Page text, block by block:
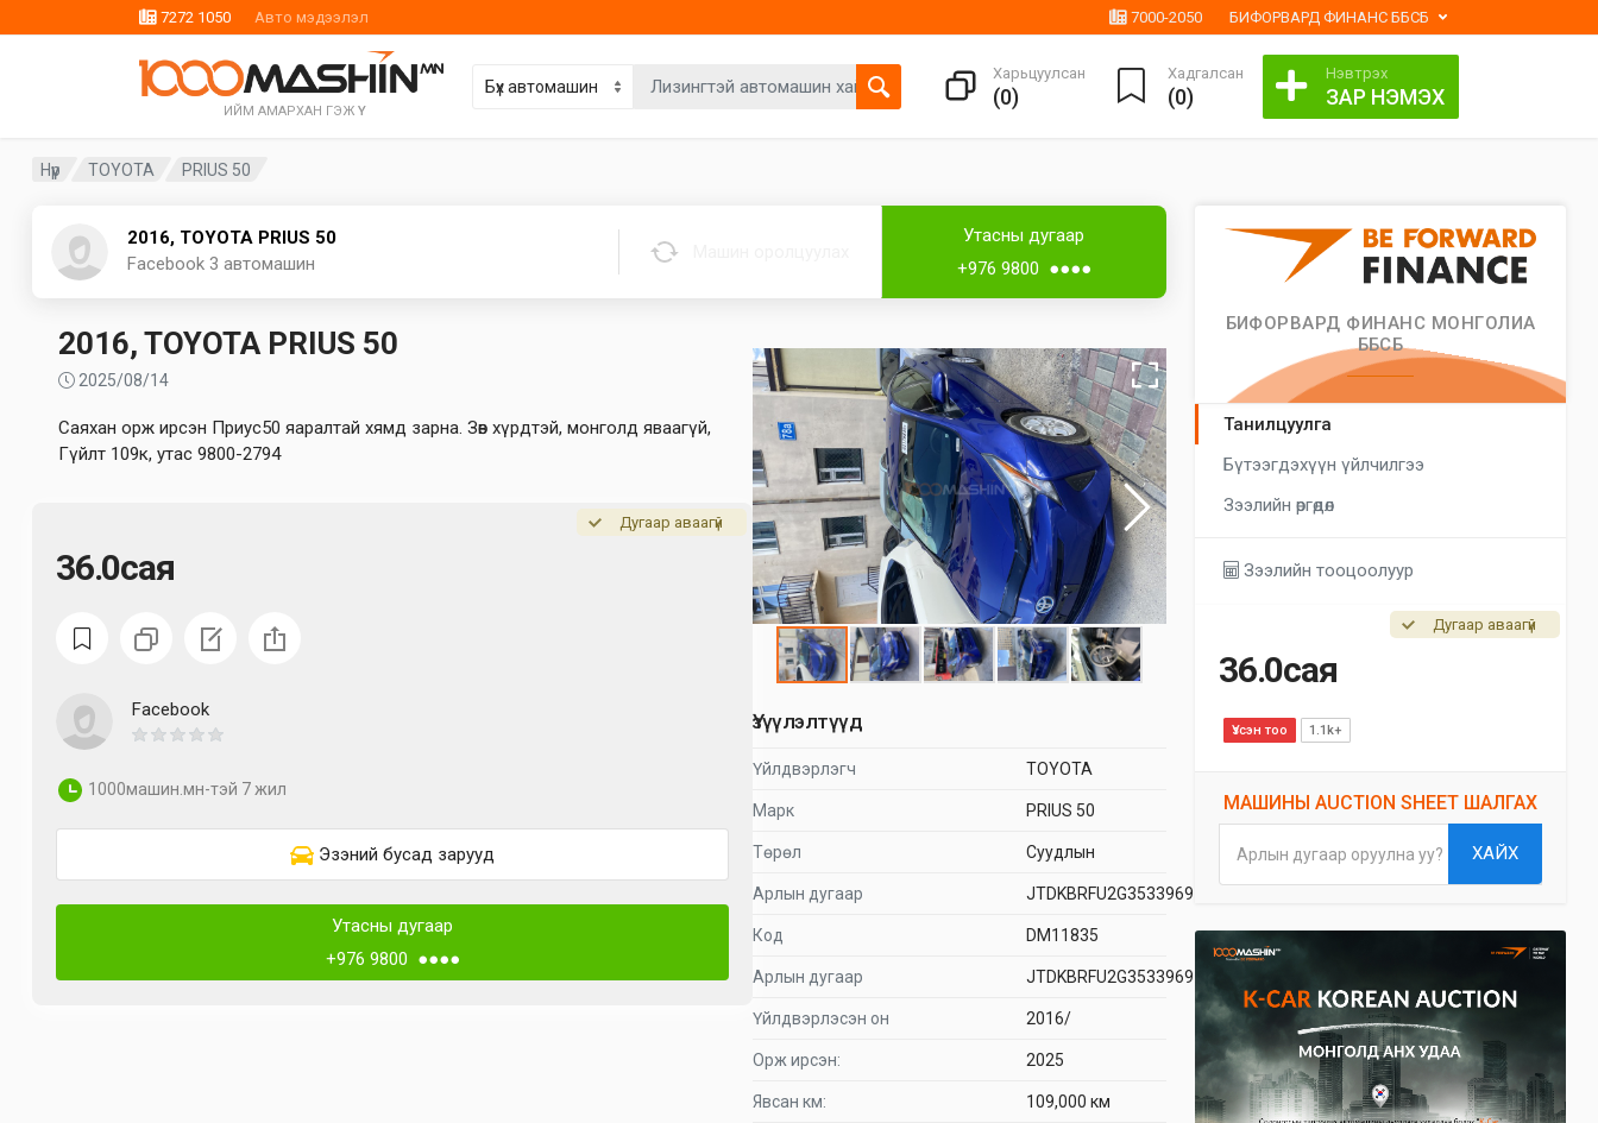
7272 1050 Авто мэдээлэл 7000-2050 БИФОРВАРД ФИНАНС ББСБ
ИЙМ АМАРХАН ГЭЖ ҮҮ
Харьцуулсан
(0)
Хадгалсан
(0)
Нэвтрэх
ЗАР НЭМЭХ
Нүүр TOYOTA PRIUS 50
2016, TOYOTA PRIUS 50
Facebook 3 автомашин
Утасны дугаар
+976 9800 ●●●●
2016, TOYOTA PRIUS 50
2025/08/14
Саяхан орж ирсэн Приус50 яаралтай хямд зарна. Зөв хүрдтэй, монголд яваагүй,
Гүйлт 109к, утас 9800-2794
36.0сая
Дугаар аваагүй
Facebook
1000машин.мн-тэй 7 жил
Эзэний бусад зарууд
Утасны дугаар
+976 9800 ●●●●
Үзүүлэлтүүд
Үйлдвэрлэгч TOYOTA
Марк PRIUS 50
Төрөл Суудлын
Арлын дугаар JTDKBRFU2G3533969
Код DM11835
Арлын дугаар JTDKBRFU2G3533969
Үйлдвэрлэсэн он 2016/
Орж ирсэн: 2025
Явсан км: 109,000 км
БИФОРВАРД ФИНАНС МОНГОЛИА
ББСБ
Танилцуулга
Бүтээгдэхүүн үйлчилгээ
Зээлийн өргөдөл
Зээлийн тооцоолуур
36.0сая
Дугаар аваагүй
Үзсэн тоо 1.1k+
МАШИНЫ AUCTION SHEET ШАЛГАХ
Арлын дугаар оруулна уу? ХАЙХ